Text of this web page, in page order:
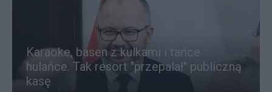
Karaoke, basen z kulkami i tańce
hulańce. Tak resort "przepalał" publiczną
kasę